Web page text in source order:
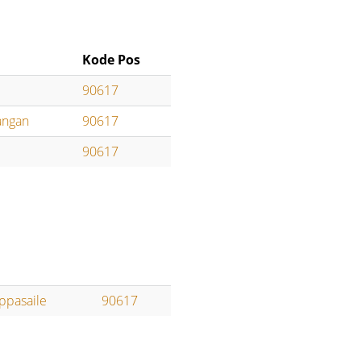
Kode Pos
90617
90617
90617
90617